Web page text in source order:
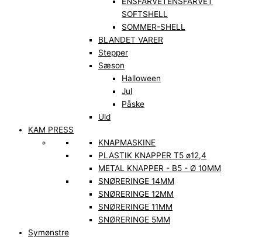
SOFTSHELL
SOMMER-SHELL
BLANDET VARER
Stepper
Sæson
Halloween
Jul
Påske
Uld
KAM PRESS
KNAPMASKINE
PLASTIK KNAPPER T5 ø12,4
METAL KNAPPER - B5 - Ø 10MM
SNØRERINGE 14MM
SNØRERINGE 12MM
SNØRERINGE 11MM
SNØRERINGE 5MM
Symønstre